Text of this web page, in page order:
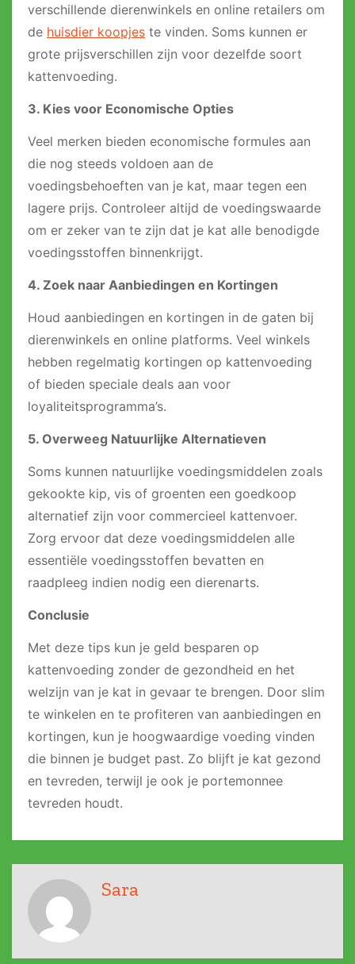
verschillende dierenwinkels en online retailers om
de huisdier koopjes te vinden. Soms kunnen er
grote prijsverschillen zijn voor dezelfde soort
kattenvoeding.
3. Kies voor Economische Opties
Veel merken bieden economische formules aan
die nog steeds voldoen aan de
voedingsbehoeften van je kat, maar tegen een
lagere prijs. Controleer altijd de voedingswaarde
om er zeker van te zijn dat je kat alle benodigde
voedingsstoffen binnenkrijgt.
4. Zoek naar Aanbiedingen en Kortingen
Houd aanbiedingen en kortingen in de gaten bij
dierenwinkels en online platforms. Veel winkels
hebben regelmatig kortingen op kattenvoeding
of bieden speciale deals aan voor
loyaliteitsprogramma’s.
5. Overweeg Natuurlijke Alternatieven
Soms kunnen natuurlijke voedingsmiddelen zoals
gekookte kip, vis of groenten een goedkoop
alternatief zijn voor commercieel kattenvoer.
Zorg ervoor dat deze voedingsmiddelen alle
essentiële voedingsstoffen bevatten en
raadpleeg indien nodig een dierenarts.
Conclusie
Met deze tips kun je geld besparen op
kattenvoeding zonder de gezondheid en het
welzijn van je kat in gevaar te brengen. Door slim
te winkelen en te profiteren van aanbiedingen en
kortingen, kun je hoogwaardige voeding vinden
die binnen je budget past. Zo blijft je kat gezond
en tevreden, terwijl je ook je portemonnee
tevreden houdt.
Sara